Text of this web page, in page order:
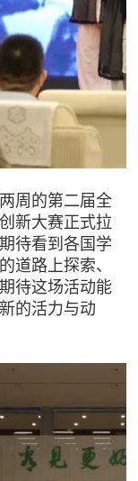
周的第二届全
新大赛正式拉
待看到各国学
道路上探索、
待这场活动能
的活力与动